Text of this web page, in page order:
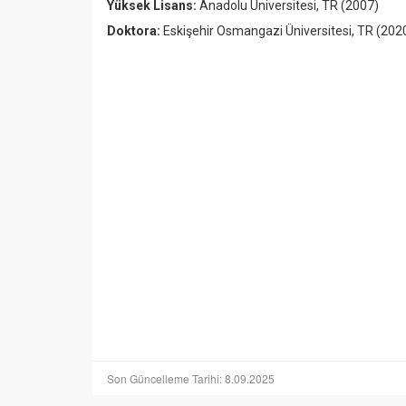
Yüksek Lisans: Anadolu Üniversitesi, TR (2007)
Doktora: Eskişehir Osmangazi Üniversitesi, TR
Son Güncelleme Tarihi: 8.09.2025